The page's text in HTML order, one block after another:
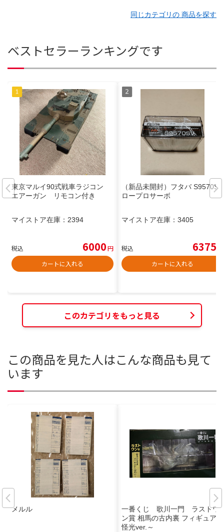
同じカテゴリの 商品を探す
ベストセラーランキングです
東京マルイ90式戦車ラジコン
エアーガン リモコン付き
マイストア在庫： 2394
税込 6000円
カートに入れる
（新品未開封）フタバ S9570SV
ロープロサーボ
マイストア在庫： 3405
税込 6375
カートに入れる
このカテゴリをもっと見る
この商品を見た人はこんな商品も見て
います
メルル
一番くじ 歌川一門 ラストワ
ン賞 相馬の古内裏 フィギュア～
怪光ver.～